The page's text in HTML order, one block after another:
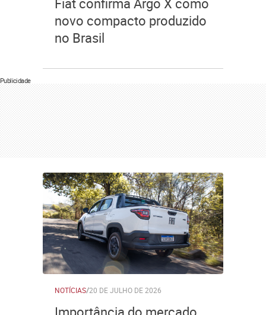
novo compacto produzido
no Brasil
Publicidade
NOTÍCIAS/20 DE JULHO DE 2026